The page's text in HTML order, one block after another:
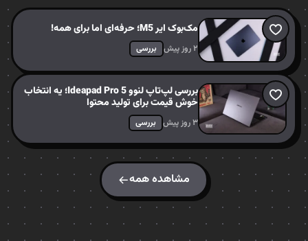
مک‌بوک ایر M5؛ حرفه‌ای اما برای همه!
۲ روز پیش بررسی
بررسی لپ‌تاپ لنوو Ideapad Pro 5؛ یه انتخاب
خوش قیمت برای تولید محتوا
۳ روز پیش بررسی
مشاهده همه